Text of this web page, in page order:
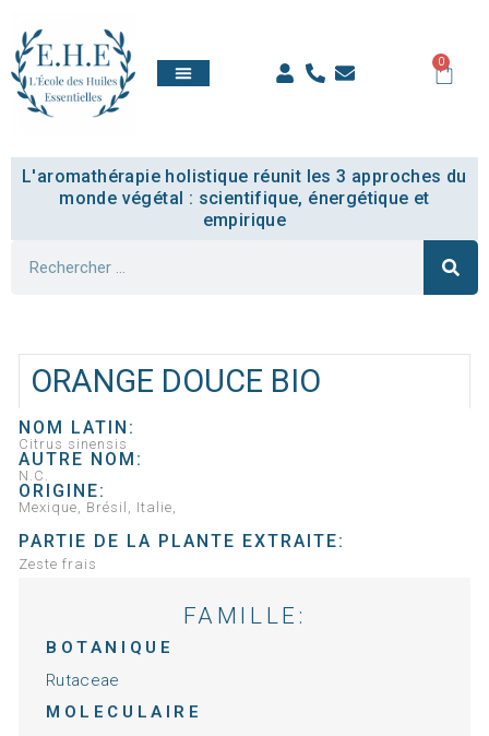
0
L'aromathérapie holistique réunit les 3 approches du
monde végétal : scientifique, énergétique et
empirique
ORANGE DOUCE BIO
NOM LATIN:
Citrus sinensis
AUTRE NOM:
N.C.
ORIGINE:
Mexique, Brésil, Italie,
PARTIE DE LA PLANTE EXTRAITE:
Zeste frais
FAMILLE:
BOTANIQUE
Rutaceae
MOLECULAIRE